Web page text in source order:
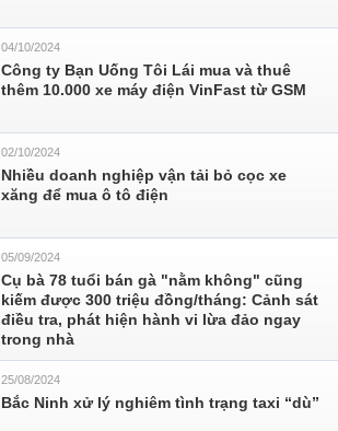
04/10/2024
Công ty Bạn Uống Tôi Lái mua và thuê
thêm 10.000 xe máy điện VinFast từ GSM
02/10/2024
Nhiều doanh nghiệp vận tải bỏ cọc xe
xăng để mua ô tô điện
05/09/2024
Cụ bà 78 tuổi bán gà "nằm không" cũng
kiếm được 300 triệu đồng/tháng: Cảnh sát
điều tra, phát hiện hành vi lừa đảo ngay
trong nhà
25/08/2024
Bắc Ninh xử lý nghiêm tình trạng taxi “dù”